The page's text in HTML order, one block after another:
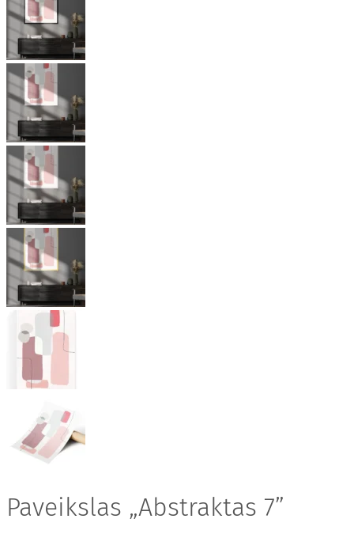
Paveikslas „Abstraktas 7”